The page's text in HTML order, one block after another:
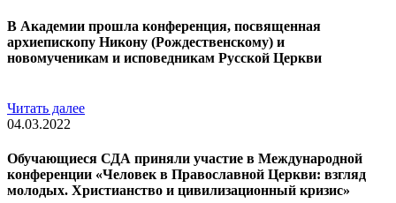
В Академии прошла конференция, посвященная
архиепископу Никону (Рождественскому) и
новомученикам и исповедникам Русской Церкви
Читать далее
04.03.2022
Обучающиеся СДА приняли участие в Международной
конференции «Человек в Православной Церкви: взгляд
молодых. Христианство и цивилизационный кризис»